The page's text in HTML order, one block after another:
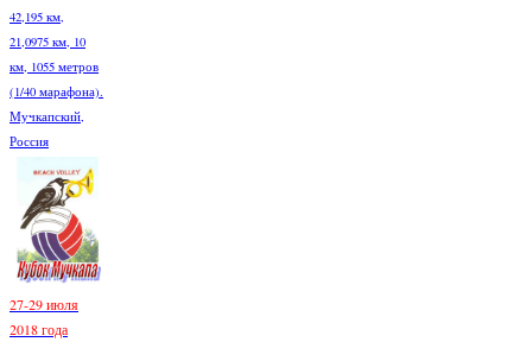
42,195 км,
21,0975 км, 10
км, 1055 метров
(1/40 марафона).
Мучкапский,
Россия
27-29 июля
2018 года